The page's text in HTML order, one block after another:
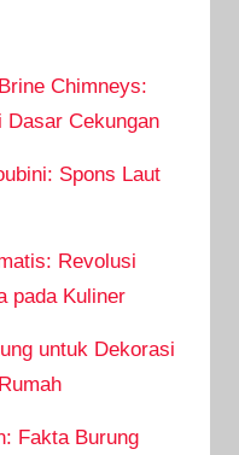
Chimneys:
Dasar Cekungan
Spons Laut
Revolusi
pada Kuliner
untuk Dekorasi
Fakta Burung